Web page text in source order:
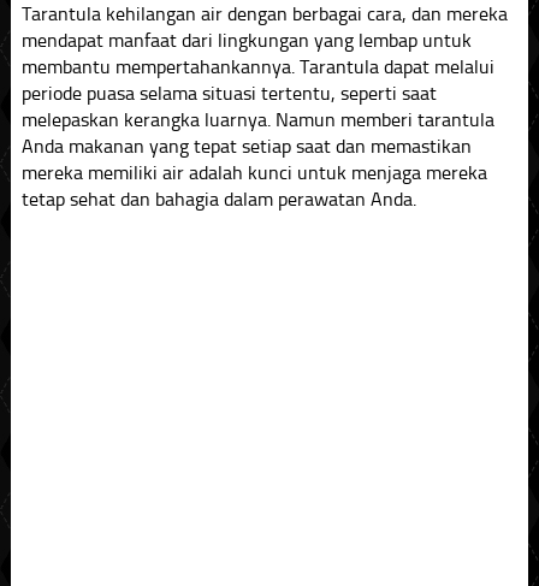
Tarantula kehilangan air dengan berbagai cara, dan mereka
mendapat manfaat dari lingkungan yang lembap untuk
membantu mempertahankannya. Tarantula dapat melalui
periode puasa selama situasi tertentu, seperti saat
melepaskan kerangka luarnya. Namun memberi tarantula
Anda makanan yang tepat setiap saat dan memastikan
mereka memiliki air adalah kunci untuk menjaga mereka
tetap sehat dan bahagia dalam perawatan Anda.